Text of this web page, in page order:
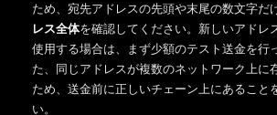
ため、宛先アドレスの先頭や末尾の数文字だ
レス全体を確認してください。新しいアドレ
使用する場合は、まず少額のテスト送金を行
た、同じアドレスが複数のネットワーク上に
ため、送金前に正しいチェーン上にあること
い。